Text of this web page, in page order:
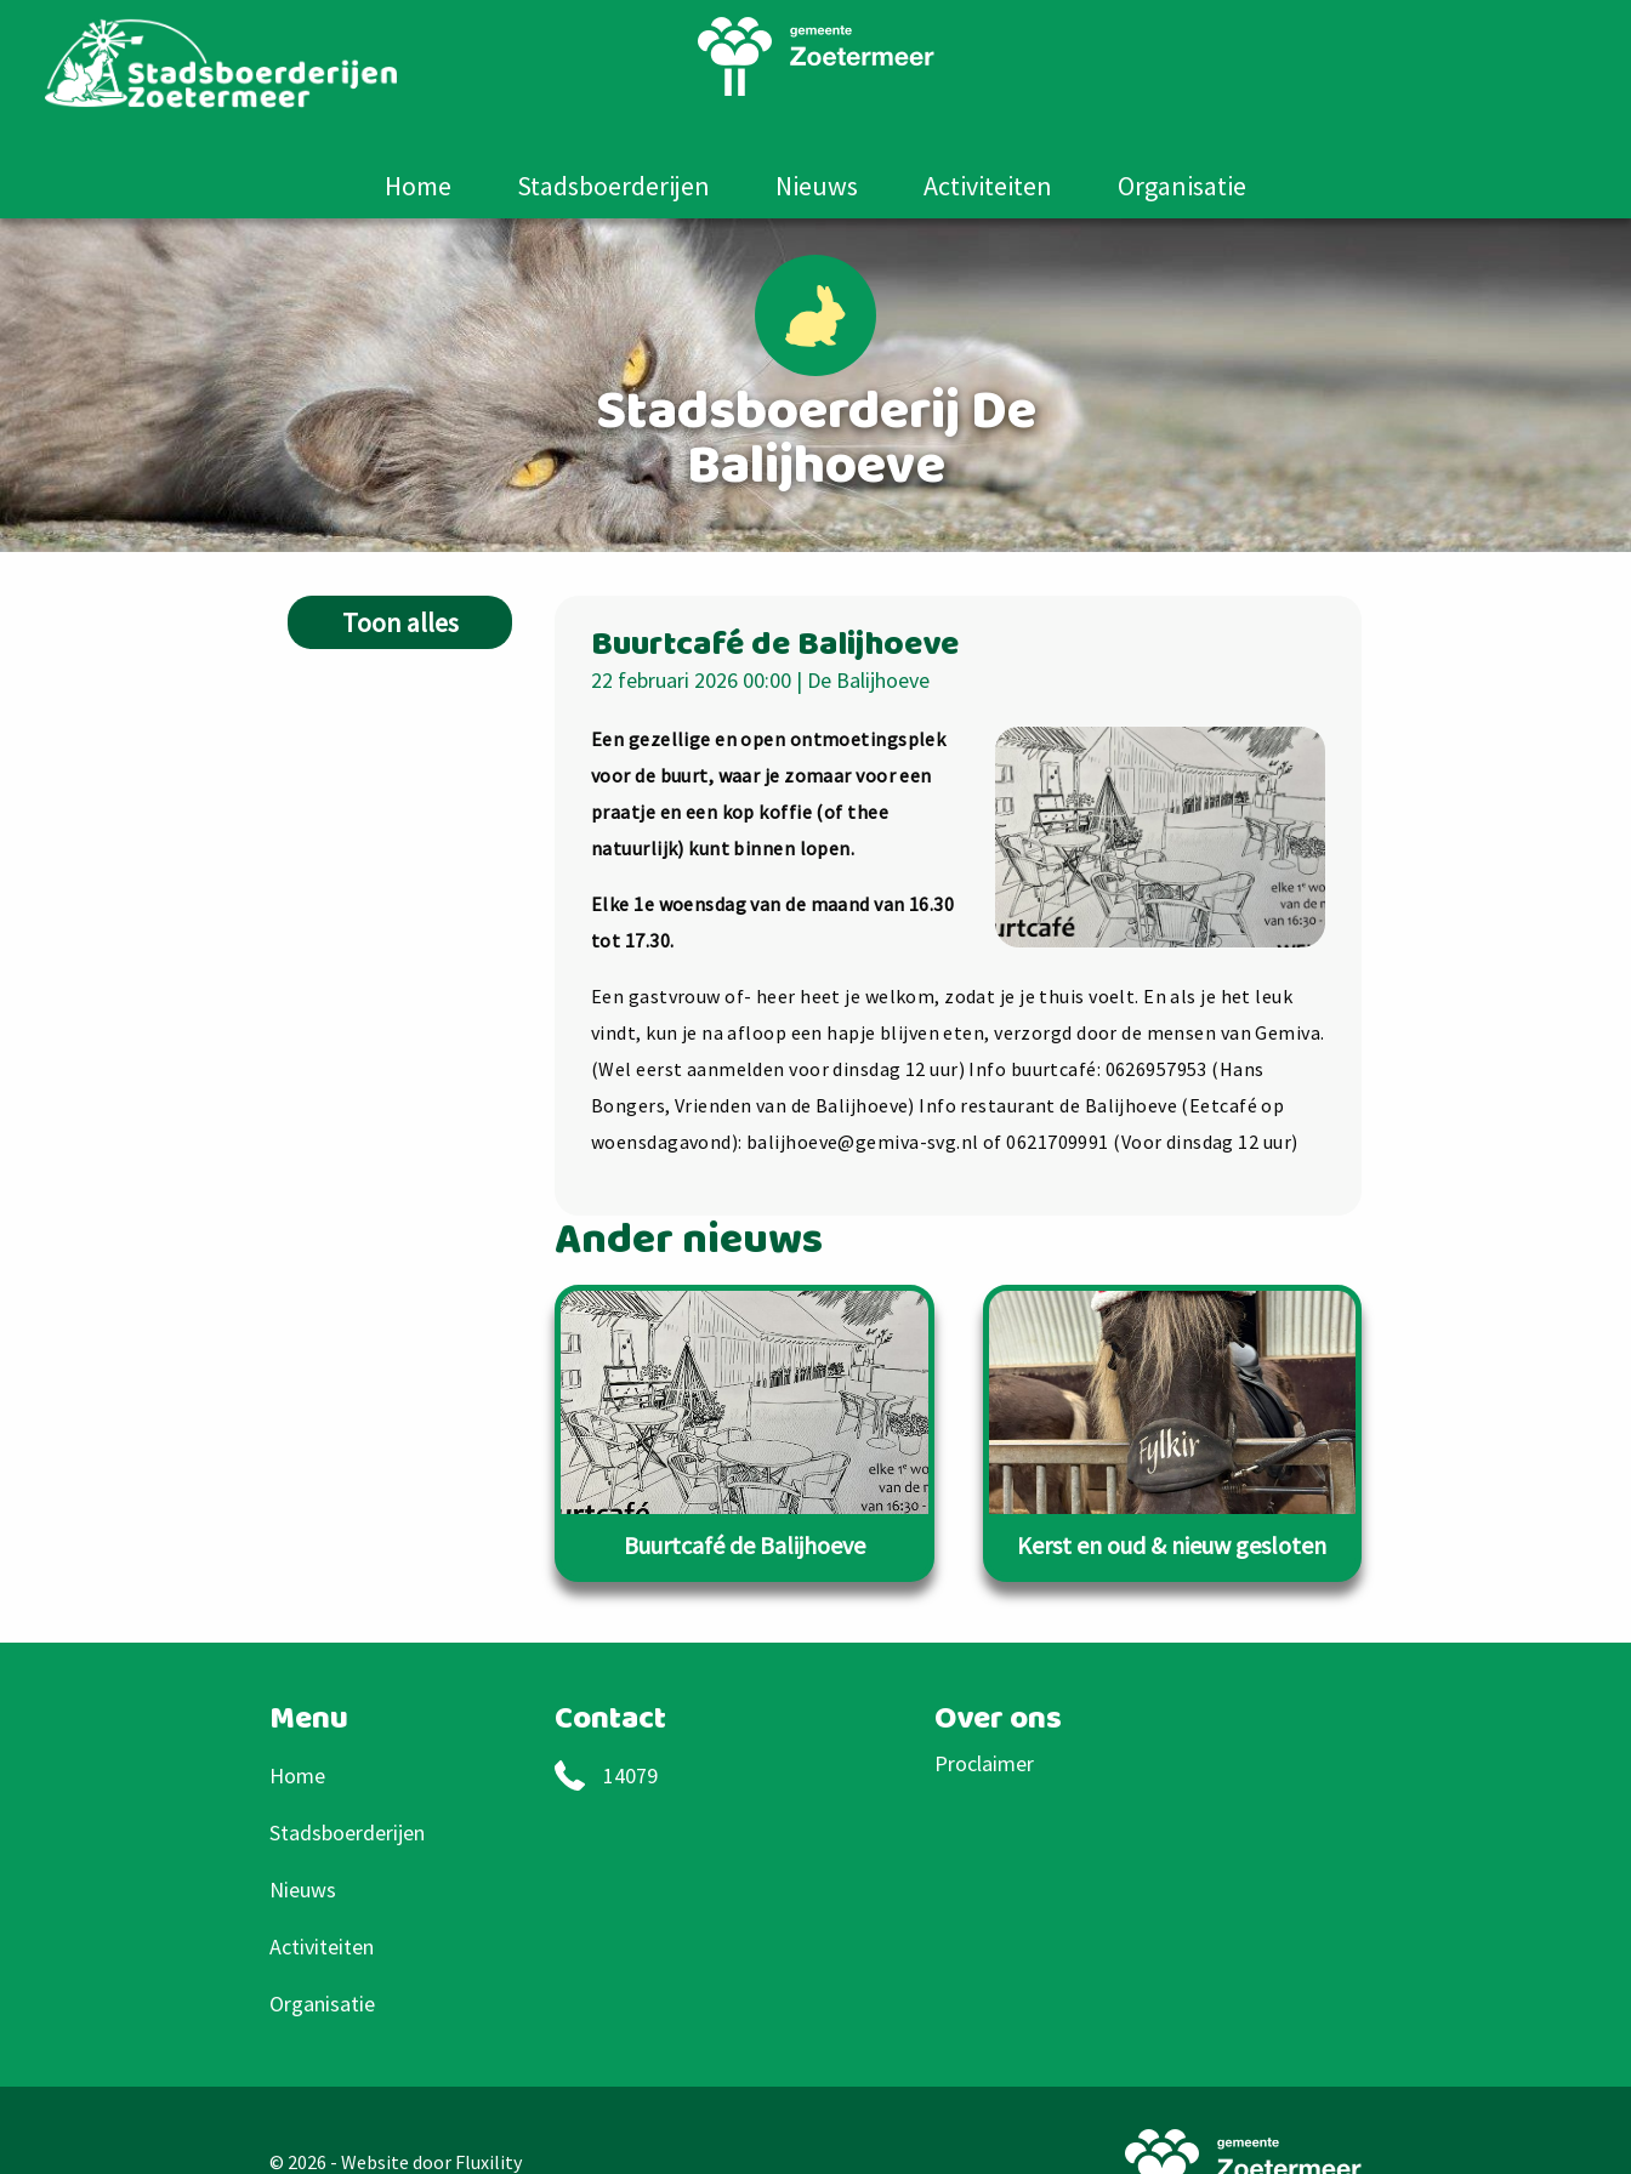
Home Stadsboerderijen Nieuws Activiteiten Organisatie
Stadsboerderij De
Balijhoeve
Buurtcafé de Balijhoeve
22 februari 2026 00:00 | De Balijhoeve
Een gezellige en open ontmoetingsplek
voor de buurt, waar je zomaar voor een
praatje en een kop koffie (of thee
natuurlijk) kunt binnen lopen.
Elke 1e woensdag van de maand van 16.30
tot 17.30.
Een gastvrouw of- heer heet je welkom, zodat je je thuis voelt. En als je het leuk
vindt, kun je na afloop een hapje blijven eten, verzorgd door de mensen van Gemiva.
(Wel eerst aanmelden voor dinsdag 12 uur) Info buurtcafé: 0626957953 (Hans
Bongers, Vrienden van de Balijhoeve) Info restaurant de Balijhoeve (Eetcafé op
woensdagavond): balijhoeve@gemiva-svg.nl of 0621709991 (Voor dinsdag 12 uur)
Ander nieuws
Buurtcafé de Balijhoeve Kerst en oud & nieuw gesloten
Toon alles
Menu
Home
Stadsboerderijen
Nieuws
Activiteiten
Organisatie
Contact
14079
Over ons
Proclaimer
© 2026 - Website door Fluxility